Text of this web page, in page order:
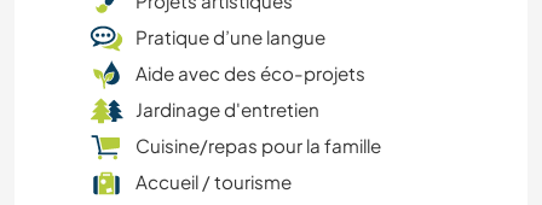
Pratique d’une langue
Aide avec des éco-projets
Jardinage d'entretien
Cuisine/repas pour la famille
Accueil / tourisme